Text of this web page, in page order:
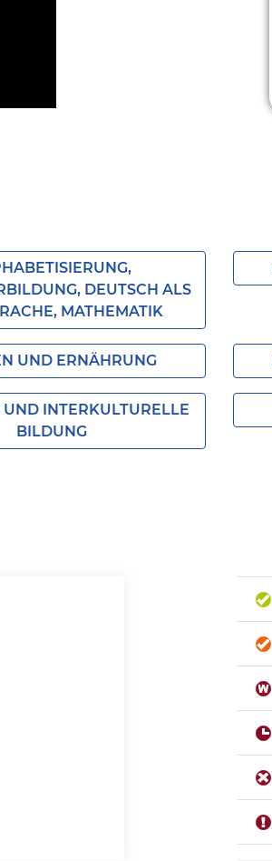
DEUTSCH ALS
MATHEMATIK
UND ERNÄHRUNG
INTERKULTURELLE
BILDUNG